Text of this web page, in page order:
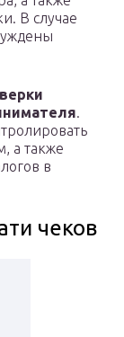
В случае
.
а также
в
чеков